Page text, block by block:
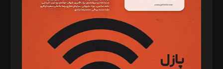
د‌بیر حقوق فناوری: حسام‌الدین ایپکچی
د‌بیر پیوست جهان: مینا پاکدل
د‌بیر تحریریه آنلاین: بابک نقاش
تحریریه‌: مجتبی محمود‌ی، آرش برهمند، یسنا امان‌پور، سروش کرمیان،
مصطفی مسجدی آرانی، ابوالفضل رجبی، زهرا فکرانه، فائزه فتحی